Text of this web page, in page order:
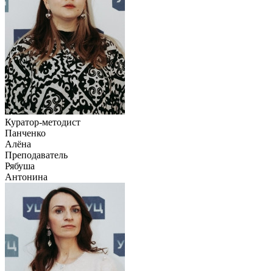
Куратор-методист
Панченко
Алёна
Преподаватель
Рябуша
Антонина